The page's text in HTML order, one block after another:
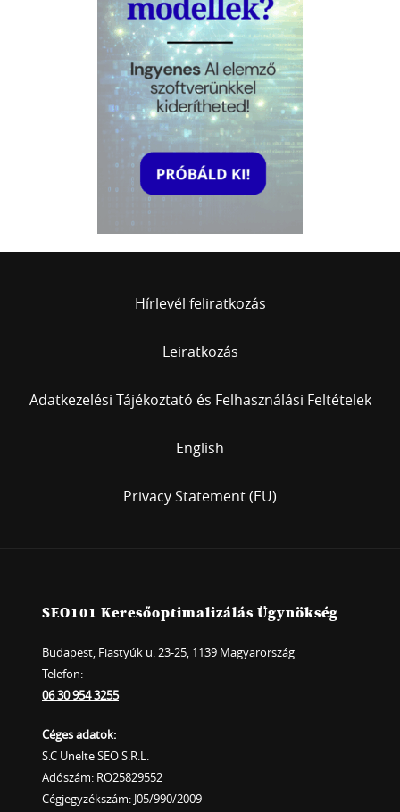
Hírlevél feliratkozás
Leiratkozás
Adatkezelési Tájékoztató és Felhasználási Feltételek
English
Privacy Statement (EU)
SEO101 Keresőoptimalizálás Ügynökség
Budapest, Fiastyúk u. 23-25, 1139 Magyarország
Telefon:
06 30 954 3255
Céges adatok:
S.C Unelte SEO S.R.L.
Adószám: RO25829552
Cégjegyzékszám: J05/990/2009